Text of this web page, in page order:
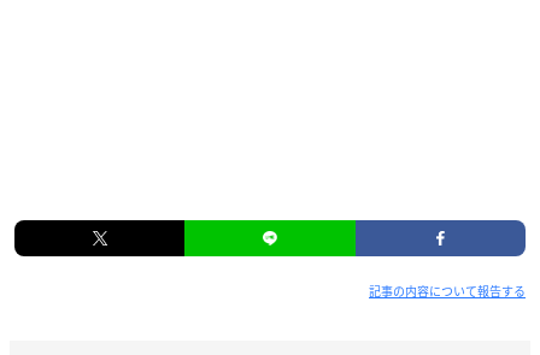
記事の内容について報告する